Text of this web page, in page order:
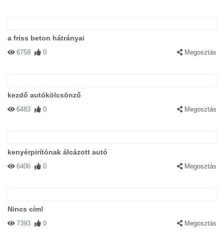
a friss beton hátrányai
6759 0 Megosztás
kezdő autókölcsönző
6483 0 Megosztás
kenyérpirítónak álcázott autó
6406 0 Megosztás
Nincs cím!
7393 0 Megosztás